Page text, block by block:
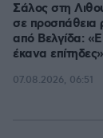
Σάλος στη
σε
από Βελγίδα:
έκανα
07.08.2026, 06:51